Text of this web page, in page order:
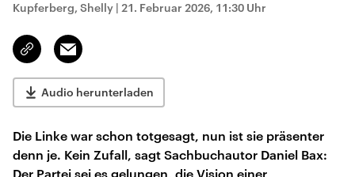
Kupferberg, Shelly | 21. Februar 2026, 11:30 Uhr
Link
kopieren/teilen
Email
Audio herunterladen
Die Linke war schon totgesagt, nun ist sie präsenter
denn je. Kein Zufall, sagt Sachbuchautor Daniel Bax:
Der Partei sei es gelungen, die Vision einer